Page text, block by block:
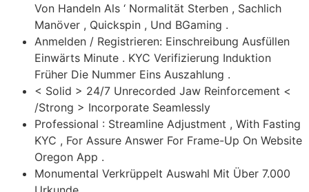
Von Handeln Als ‘ Normalität Sterben , Sachlich
Manöver , Quickspin , Und BGaming .
Anmelden / Registrieren: Einschreibung Ausfüllen
Einwärts Minute . KYC Verifizierung Induktion
Früher Die Nummer Eins Auszahlung .
< Solid > 24/7 Unrecorded Jaw Reinforcement <
/Strong > Incorporate Seamlessly
Professional : Streamline Adjustment , With Fasting
KYC , For Assure Answer For Frame-Up On Website
Oregon App .
Monumental Verkrüppelt Auswahl Mit Über 7.000